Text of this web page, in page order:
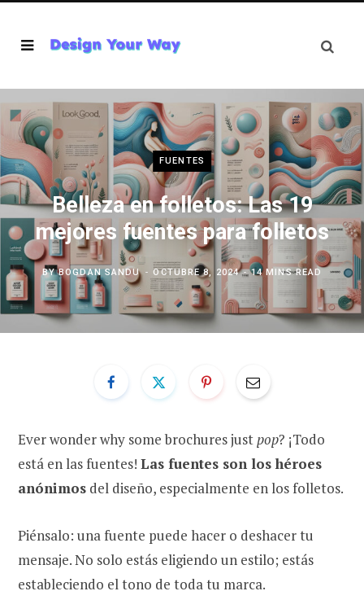
FUENTES
Belleza en folletos: Las 19
mejores fuentes para folletos
BYBOGDAN SANDU OCTUBRE 8, 2024 14 MINS READ
Ever wonder why some brochures justpop? ¡Todo
está en las fuentes! Las fuentes son los héroes
anónimos del diseño, especialmente en los folletos.
Piénsalo: una fuente puede hacer o deshacer tu
mensaje. No solo estás eligiendo un estilo; estás
estableciendo el tono de toda tu marca.